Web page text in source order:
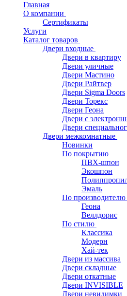
Главная
О компании
Сертификаты
Услуги
Каталог товаров
Двери входные
Двери в квартиру
Двери уличные
Двери Мастино
Двери Райтвер
Двери Sigma Doors
Двери Торекс
Двери Геона
Двери с
Двери
Двери межкомнатные
Новинки
По покрытию
ПВХ-шпон
Экошпон
Эмаль
По производителю
Геона
Веллдорис
По стилю
Классика
Модерн
Хай-тек
Двери из массива
Двери складные
Двери откатные
Двери INVISIBLE
Двери невидимки